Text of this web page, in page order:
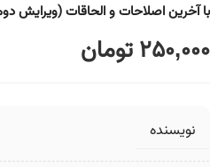
با آخرین اصلاحات و الحاقات (ویرایش
250,000تومان
نویسنده